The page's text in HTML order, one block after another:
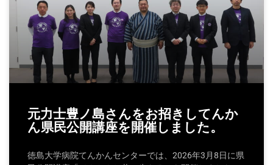
元力士豊ノ島さんをお招きしてんか
ん県民公開講座を開催しました。
徳島大学病院てんかんセンターでは、2026年3月8日に県